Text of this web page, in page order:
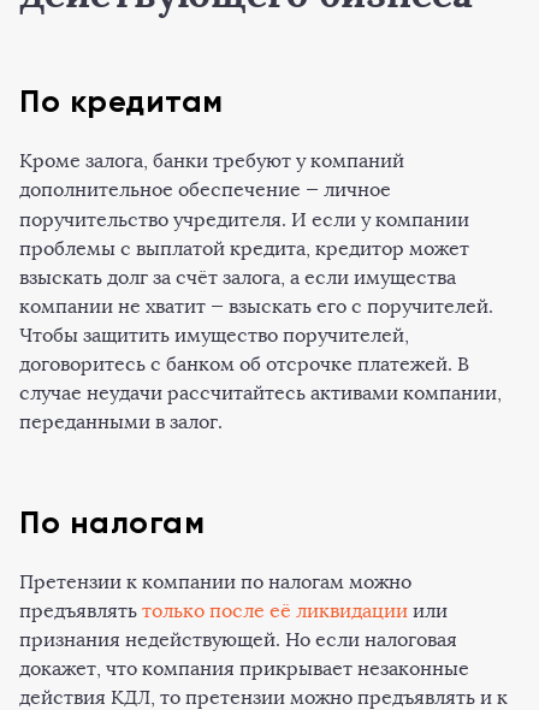
По кредитам
Кроме залога, банки требуют у компаний
дополнительное обеспечение — личное
поручительство учредителя. И если у компании
проблемы с выплатой кредита, кредитор может
взыскать долг за счёт залога, а если имущества
компании не хватит — взыскать его с поручителей.
Чтобы защитить имущество поручителей,
договоритесь с банком об отсрочке платежей. В
случае неудачи рассчитайтесь активами компании,
переданными в залог.
По налогам
Претензии к компании по налогам можно
предъявлять только после её ликвидации или
признания недействующей. Но если налоговая
докажет, что компания прикрывает незаконные
действия КДЛ, то претензии можно предъявлять и к